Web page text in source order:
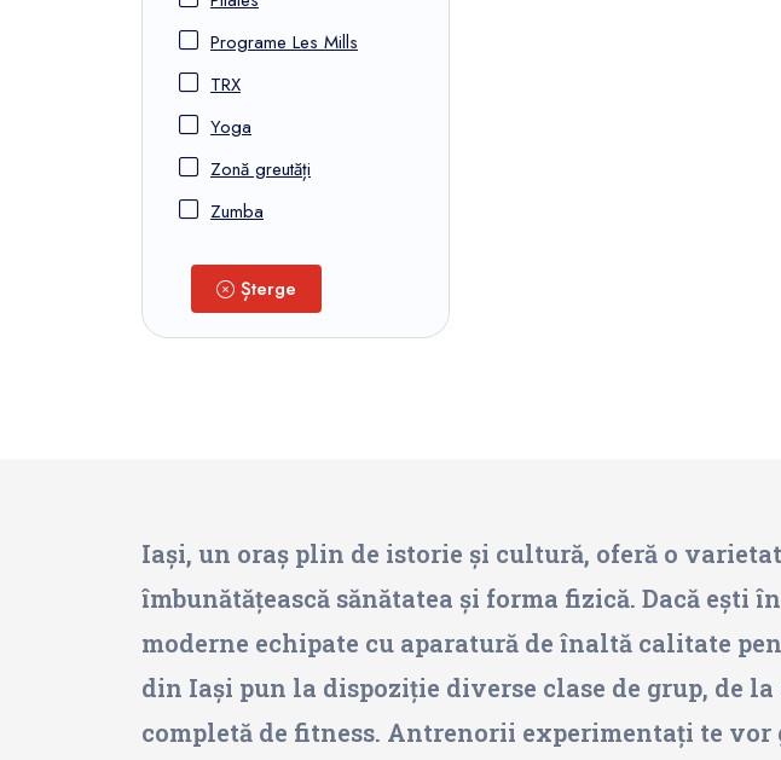
Programe Les Mills
TRX
Yoga
Zonă greutăți
Zumba
Șterge
Iași, un oraș plin de istorie și cultură, oferă o
îmbunătățească sănătatea și forma fizică. Dacă ești
moderne echipate cu aparatură de înaltă calitate
din Iași pun la dispoziție diverse clase de grup, de
completă de fitness. Antrenorii experimentați te